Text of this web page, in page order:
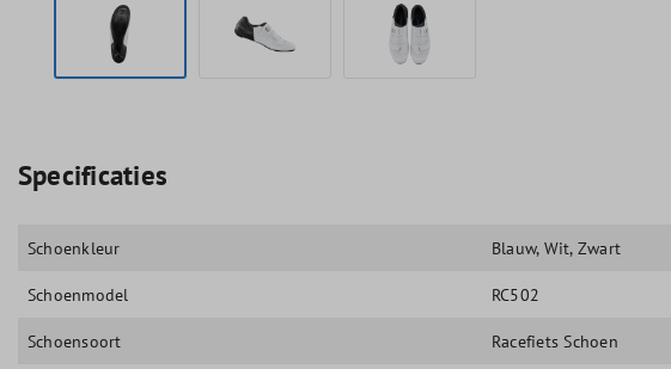
Specificaties
Schoenkleur Blauw, Wit, Zwart
Schoenmodel RC502
Schoensoort Racefiets Schoen